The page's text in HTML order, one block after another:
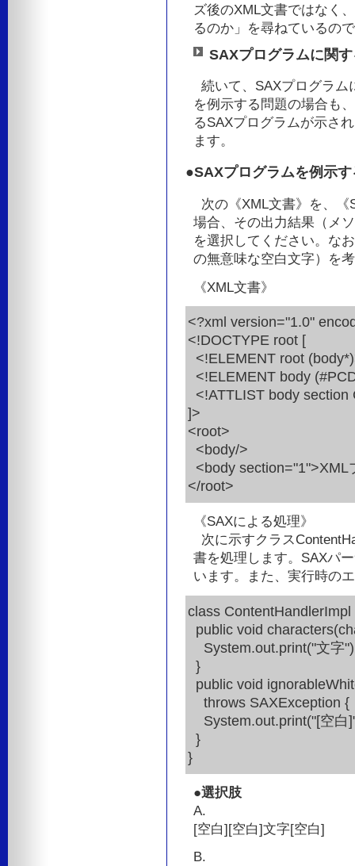
ズ後のXML文書ではなく
るのか」を尋ねているの
SAXプログラムに関
続いて、SAXプログラム
を例示する問題の場合も
るSAXプログラムが示さ
ます。
●SAXプログラムを例示
次の《XML文書》を、
場合、その出力結果（メ
を選択してください。な
の無意味な空白文字）を
《XML文書》
<?xml version="1.0"
<!DOCTYPE root [
<!ELEMENT root
<!ELEMENT body
<!ATTLIST body section
]>
<root>
<body/>
<body section="1">XML
</root>
《SAXによる処理》
次に示すクラス
書を処理します。SAXパ
います。また、実行時の
class
public void
System.out.print("文字
}
public void
throws SAXException {
System.out.print("[空白
}
}
●選択肢
A.
[空白][空白]文字[空白]
B.